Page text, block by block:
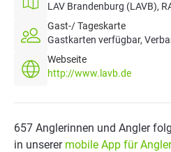
LAV Brandenburg (LAVB),
Gast-/ Tageskarte
Gastkarten verfügbar,
Webseite
http://www.lavb.de
657 Anglerinnen und Angler
in unserer mobile App für Angler